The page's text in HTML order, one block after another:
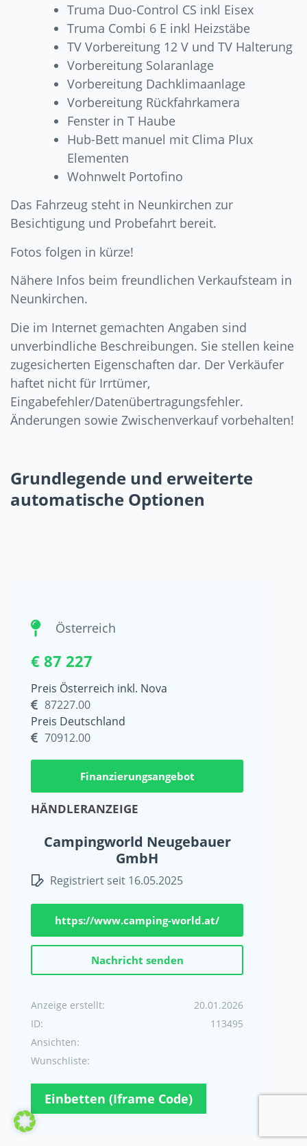
Truma Duo-Control CS inkl Eisex
Truma Combi 6 E inkl Heizstäbe
TV Vorbereitung 12 V und TV Halterung
Vorbereitung Solaranlage
Vorbereitung Dachklimaanlage
Vorbereitung Rückfahrkamera
Fenster in T Haube
Hub-Bett manuel mit Clima Plux
Elementen
Wohnwelt Portofino
Das Fahrzeug steht in Neunkirchen zur
Besichtigung und Probefahrt bereit.
Fotos folgen in kürze!
Nähere Infos beim freundlichen Verkaufsteam in
Neunkirchen.
Die im Internet gemachten Angaben sind
unverbindliche Beschreibungen. Sie stellen keine
zugesicherten Eigenschaften dar. Der Verkäufer
haftet nicht für Irrtümer,
Eingabefehler/Datenübertragungsfehler.
Änderungen sowie Zwischenverkauf vorbehalten!
Grundlegende und erweiterte
automatische Optionen
Österreich
€ 87 227
Preis Österreich inkl. Nova
87227.00
Preis Deutschland
70912.00
Finanzierungsangebot
HÄNDLERANZEIGE
Campingworld Neugebauer
GmbH
Registriert seit 16.05.2025
https://www.camping-world.at/
Nachricht senden
Anzeige erstellt:
20.01.2026
ID:
113495
Ansichten:
Wunschliste:
Einbetten (Iframe Code)